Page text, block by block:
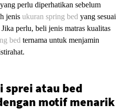
perlu diperhatikan sebelum
jenis ukuran spring bed yang sesuai
perlu, beli jenis matras kualitas
bed ternama untuk menjamin
sprei atau bed
motif menarik